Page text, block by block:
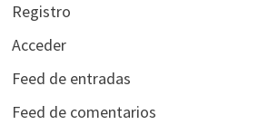
Registro
Acceder
Feed de entradas
Feed de comentarios